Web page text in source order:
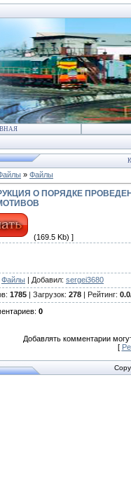
» Файлы
О ПОРЯДКЕ
(169.5 Kb) ]
Файлы | Добавил: sergei3680
: 1785 | Загрузок: 278 | Рейтинг: 0.0
: 0
Добавлять комментарии
[